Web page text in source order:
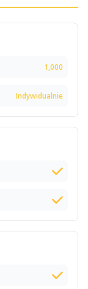
1,000
Indywidualnie